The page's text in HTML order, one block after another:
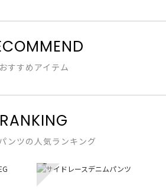
おすすめアイテム
RANKING
ンツの人気ランキング
2